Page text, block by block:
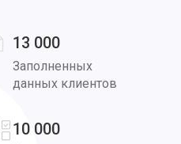
13 000
Заполненных
данных клиентов
10 000